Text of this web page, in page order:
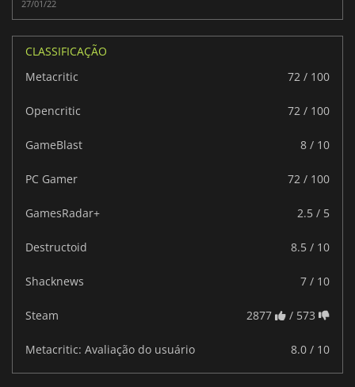
27/01/22
CLASSIFICAÇÃO
Metacritic
72 / 100
Opencritic 72 / 100
GameBlast 8 / 10
PC Gamer 72 / 100
GamesRadar+ 2.5 / 5
Destructoid 8.5 / 10
Shacknews 7 / 10
Steam 2877 / 573
Metacritic: Avaliação do usuário 8.0 / 10